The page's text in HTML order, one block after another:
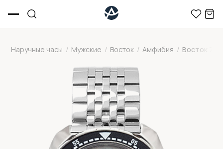
Наручные часы / Мужские / Восток / Амфибия / Восток